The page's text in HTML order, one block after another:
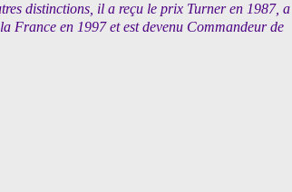
distinctions, il a reçu le prix Turner en 1987, a
France en 1997 et est devenu Commandeur de